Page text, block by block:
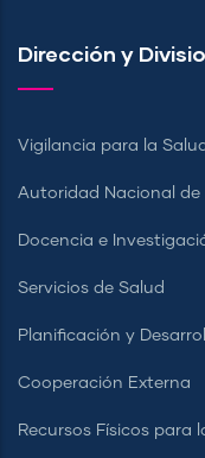
Dirección y
Vigilancia para la
Autoridad Nacional de
Docencia e
Servicios de Salud
Planificación y
Cooperación Externa
Recursos Físicos para